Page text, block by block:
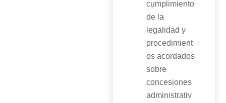
cumplimiento
de la
legalidad y
procedimient
os acordados
sobre
concesiones
administrativ